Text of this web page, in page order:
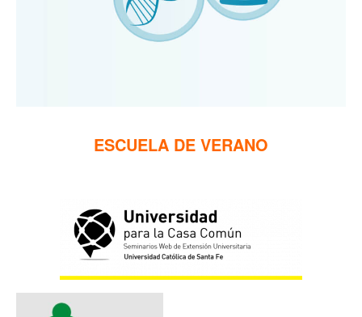
ESCUELA DE VERANO